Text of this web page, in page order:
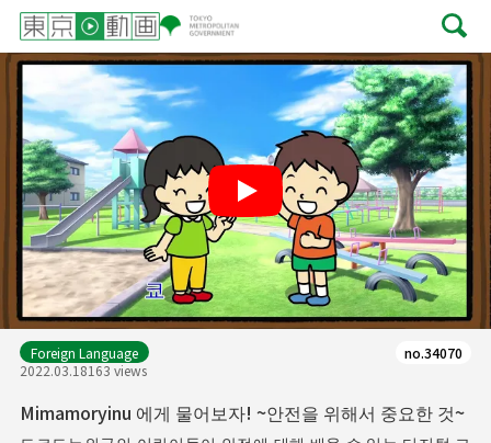
Play
Foreign Language
2022.03.18163 views
no.34070
Mimamoryinu 에게 물어보자! ~안전을 위해서 중요한 것~